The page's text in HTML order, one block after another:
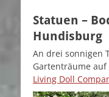
Statuen –
Hundisburg
An drei sonnigen
Gartenträume
Living Doll